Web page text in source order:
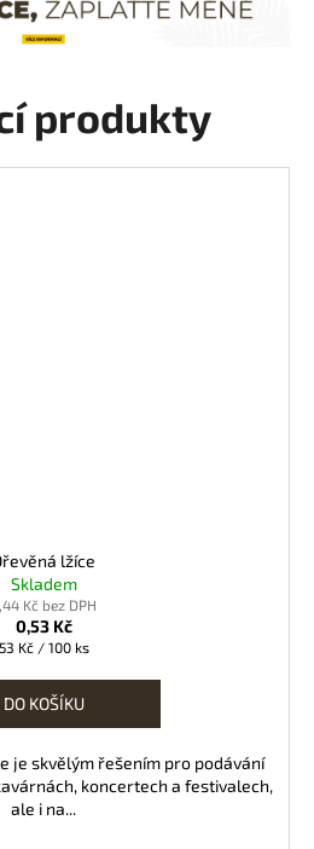
produkty
lžíce
Skladem
Kč bez DPH
0,53 Kč
Měrná
53 Kč / 100 ks
DO KOŠÍKU
je skvělým řešením pro podávání
koncertech a festivalech,
ale i na...